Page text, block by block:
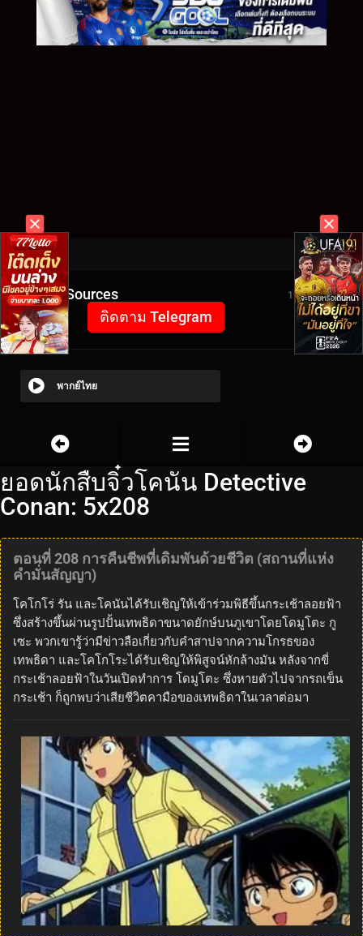
Video Sources 1991 Views
ติดตาม Telegram
พากย์ไทย
ยอดนักสืบจิ๋วโคนัน Detective
Conan: 5x208
ตอนที่ 208 การคืนชีพที่เดิมพันด้วยชีวิต (สถานที่แห่ง
คำมั่นสัญญา)
โคโกโร่ รัน และโคนันได้รับเชิญให้เข้าร่วมพิธีขึ้นกระเช้าลอยฟ้า
ซึ่งสร้างขึ้นผ่านรูปปั้นเทพธิดาขนาดยักษ์บนภูเขาโดยโดมูโตะ กู
เซะ พวกเขารู้ว่ามีข่าวลือเกี่ยวกับคำสาปจากความโกรธของ
เทพธิดา และโคโกโระได้รับเชิญให้พิสูจน์หักล้างมัน หลังจากขี่
กระเช้าลอยฟ้าในวันเปิดทำการ โดมูโตะ ซึ่งหายตัวไปจากรถเข็น
กระเช้า ก็ถูกพบว่าเสียชีวิตคามือของเทพธิดาในเวลาต่อมา